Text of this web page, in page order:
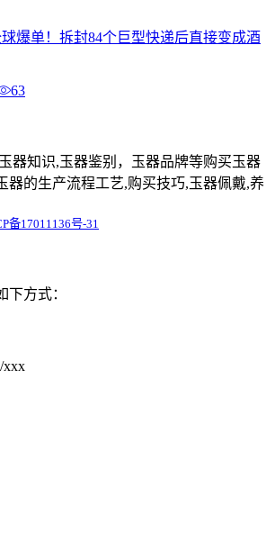
爆单！拆封84个巨型快递后直接变成酒
63
器知识,玉器鉴别，玉器品牌等购买玉器
器的生产流程工艺,购买技巧,玉器佩戴,养
备17011136号-31
下方式：
xxx